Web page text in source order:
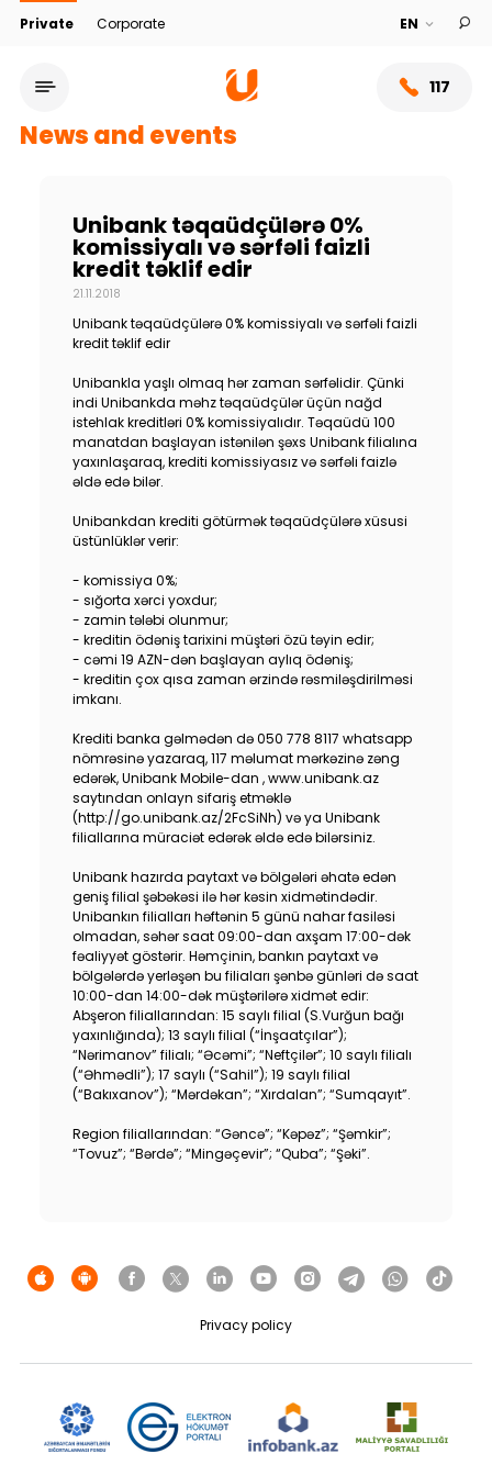
Private Corporate
117
Service network
About bank
Sustainability
Tariffs
Human Resources
Contact us
F.A.Q
News and events
Unibank təqaüdçülərə 0%
komissiyalı və sərfəli faizli
kredit təklif edir
21.11.2018
Unibank təqaüdçülərə 0% komissiyalı və sərfəli faizli
kredit təklif edir
Unibankla yaşlı olmaq hər zaman sərfəlidir. Çünki
indi Unibankda məhz təqaüdçülər üçün nağd
istehlak kreditləri 0% komissiyalıdır. Təqaüdü 100
manatdan başlayan istənilən şəxs Unibank filialına
yaxınlaşaraq, krediti komissiyasız və sərfəli faizlə
əldə edə bilər.
Unibankdan krediti götürmək təqaüdçülərə xüsusi
üstünlüklər verir:
- komissiya 0%;
- sığorta xərci yoxdur;
- zamin tələbi olunmur;
- kreditin ödəniş tarixini müştəri özü təyin edir;
- cəmi 19 AZN-dən başlayan aylıq ödəniş;
- kreditin çox qısa zaman ərzində rəsmiləşdirilməsi
imkanı.
Krediti banka gəlmədən də 050 778 8117 whatsapp
nömrəsinə yazaraq, 117 məlumat mərkəzinə zəng
edərək, Unibank Mobile-dan , www.unibank.az
saytından onlayn sifariş etməklə
(http://go.unibank.az/2FcSiNh) və ya Unibank
filiallarına müraciət edərək əldə edə bilərsiniz.
Unibank hazırda paytaxt və bölgələri əhatə edən
geniş filial şəbəkəsi ilə hər kəsin xidmətindədir.
Unibankın filialları həftənin 5 günü nahar fasiləsi
olmadan, səhər saat 09:00-dan axşam 17:00-dək
fəaliyyət göstərir. Həmçinin, bankın paytaxt və
bölgələrdə yerləşən bu filiaları şənbə günləri də saat
10:00-dan 14:00-dək müştərilərə xidmət edir:
Abşeron filiallarından: 15 saylı filial (S.Vurğun bağı
yaxınlığında); 13 saylı filial (“İnşaatçılar”);
“Nərimanov” filialı; “Əcəmi”; “Neftçilər”; 10 saylı filialı
(“Əhmədli”); 17 saylı (“Sahil”); 19 saylı filial
(“Bakıxanov”); “Mərdəkan”; “Xırdalan”; “Sumqayıt”.
Region filiallarından: “Gəncə”; “Kəpəz”; “Şəmkir”;
“Tovuz”; “Bərdə”; “Mingəçevir”; “Quba”; “Şəki”.
Privacy policy